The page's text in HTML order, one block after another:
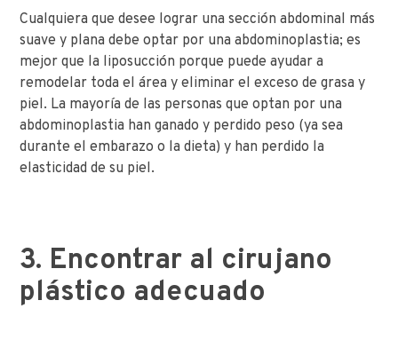
Cualquiera que desee lograr una sección abdominal más
suave y plana debe optar por una abdominoplastia; es
mejor que la liposucción porque puede ayudar a
remodelar toda el área y eliminar el exceso de grasa y
piel. La mayoría de las personas que optan por una
abdominoplastia han ganado y perdido peso (ya sea
durante el embarazo o la dieta) y han perdido la
elasticidad de su piel.
3. Encontrar al cirujano
plástico adecuado